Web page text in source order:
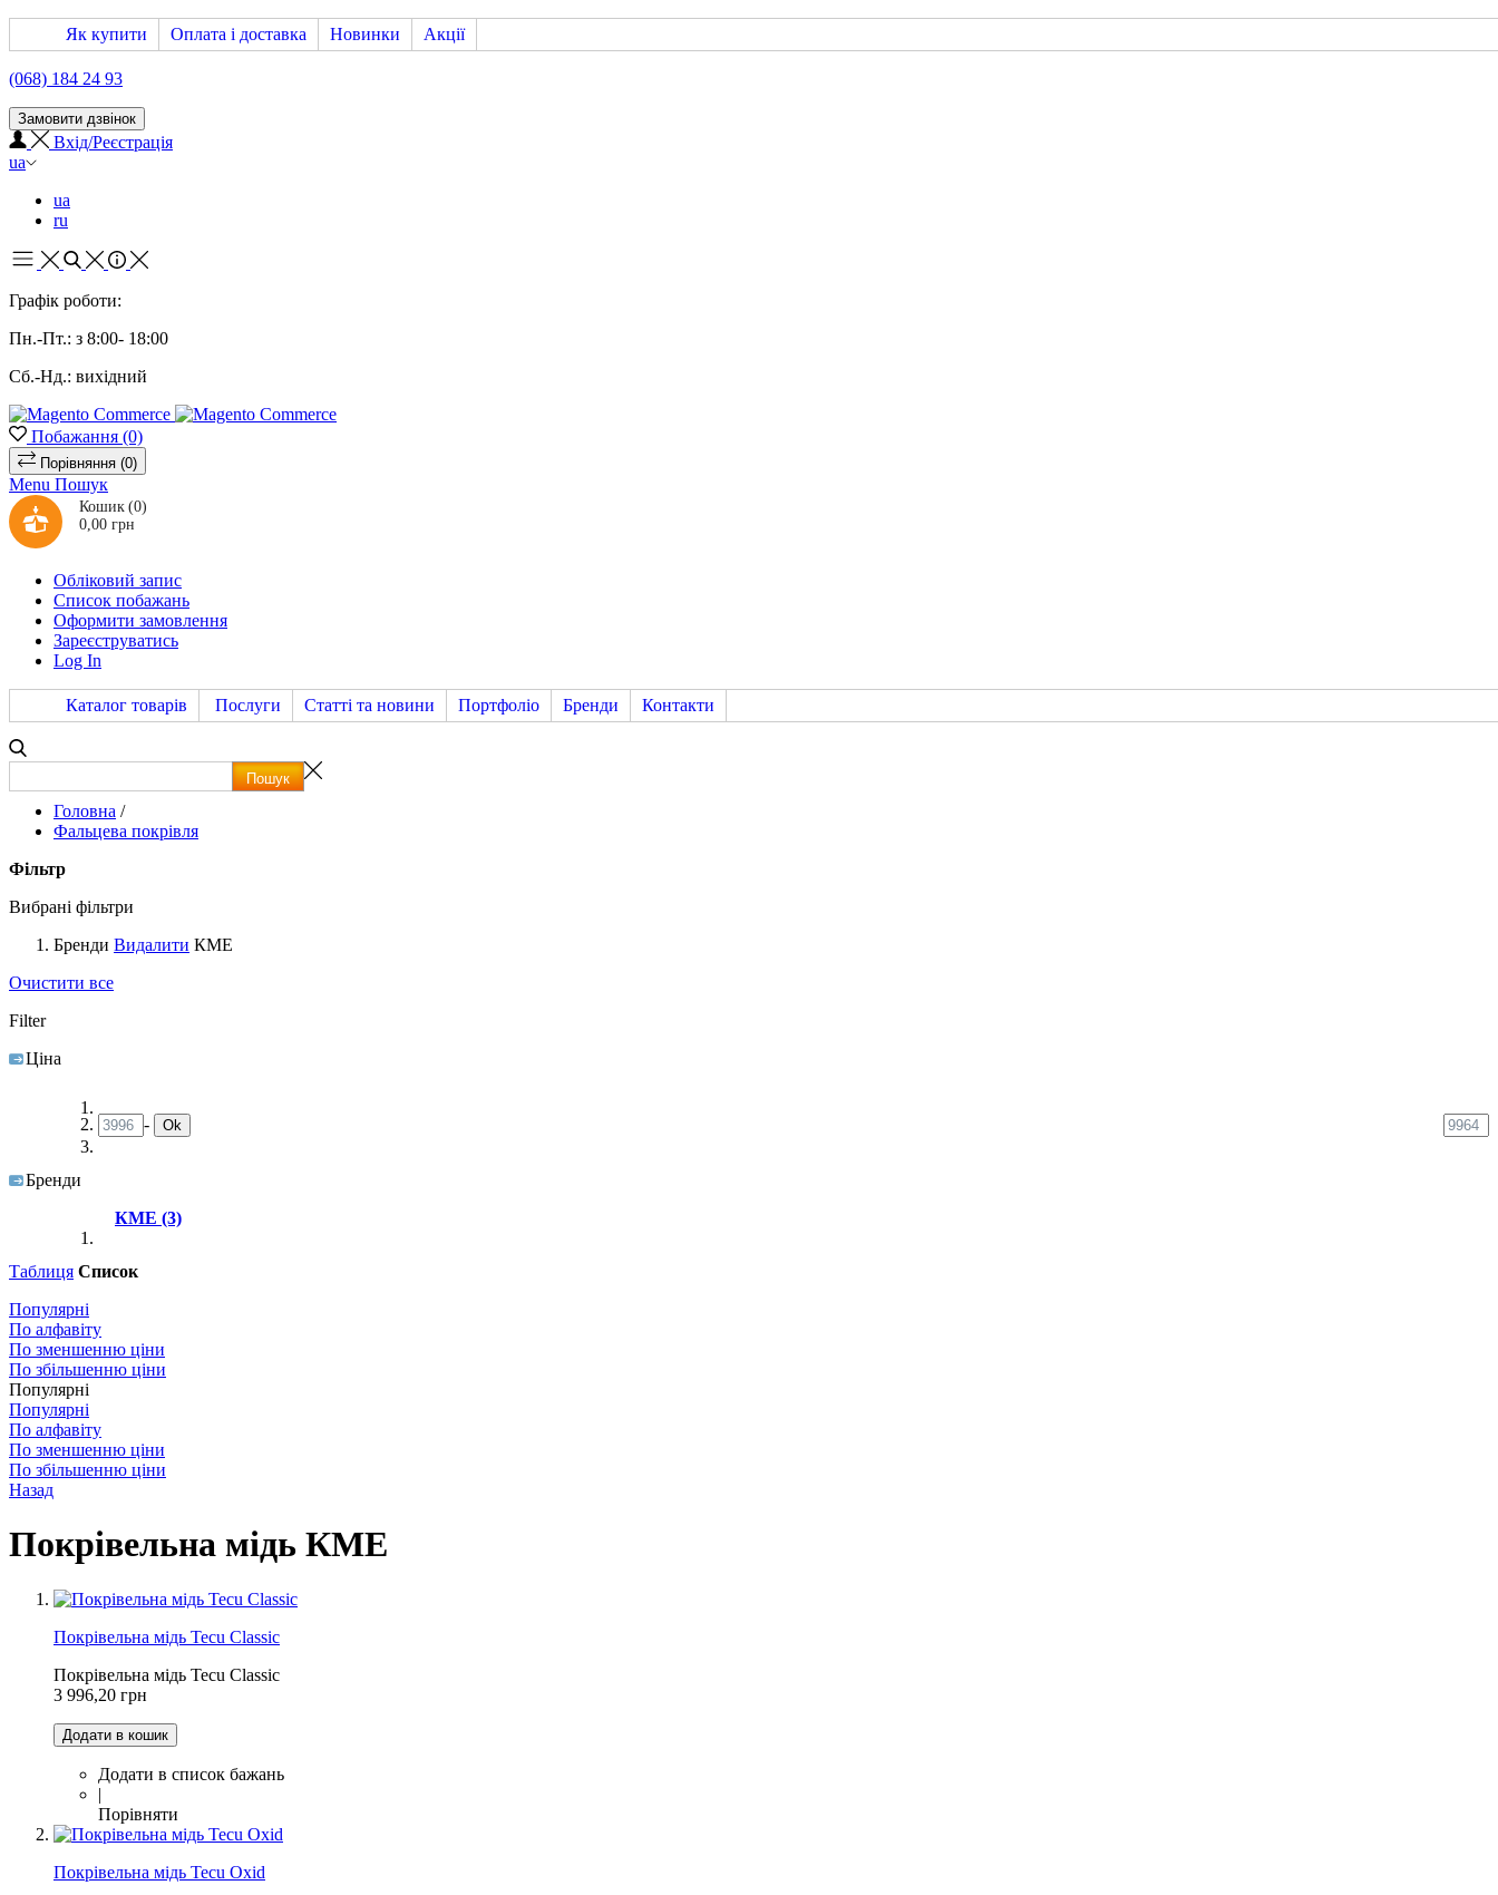
Як купити Оплата і доставка Новинки Акції
(068) 184 24 93
Замовити дзвінок
Вхід/Реєстрація
ua
ua
ru
Графік роботи:
Пн.-Пт.: з 8:00- 18:00
Сб.-Нд.: вихідний
Побажання (0)
Порівняння (0)
Menu Пошук
Кошик (0)
0,00 грн
Обліковий запис
Список побажань
Оформити замовлення
Зареєструватись
Log In
Каталог товарів Послуги Статті та новини Портфоліо Бренди Контакти
Головна /
Фальцева покрівля
Фільтр
Вибрані фільтри
Бренди Видалити КМЕ
Очистити все
Filter
Ціна
- Ok
Бренди
КМЕ (3)
Таблиця Список
Популярні
По алфавіту
По зменшенню ціни
По збільшенню ціни
Популярні
Популярні
По алфавіту
По зменшенню ціни
По збільшенню ціни
Назад
Покрівельна мідь КМЕ
Покрівельна мідь Tecu Classic
Покрівельна мідь Tecu Classic
3 996,20 грн
Додати в кошик
Додати в список бажань
|
Порівняти
Покрівельна мідь Tecu Oxid